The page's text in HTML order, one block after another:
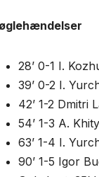
28’ 0-1 I.
39’ 0-2 I.
42’ 1-2 Dmitri
54’ 1-3 A.
63’ 1-4 I.
90’ 1-5 Igor